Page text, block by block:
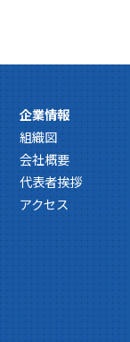
企業情報
組織図
会社概要
代表者挨拶
アクセス